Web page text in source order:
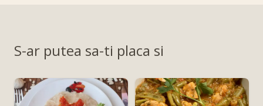
S-ar putea sa-ti placa si